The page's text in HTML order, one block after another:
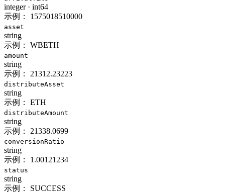
integer· int64
示例：
1575018510000
asset
string
示例：
WBETH
amount
string
示例：
21312.23223
distributeAsset
string
示例：
ETH
distributeAmount
string
示例：
21338.0699
conversionRatio
string
示例：
1.00121234
status
string
示例：
SUCCESS